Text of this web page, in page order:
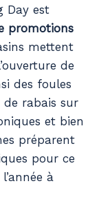
Day est
promotions
mettent
de
des foules
rabais sur
et bien
préparent
pour ce
à